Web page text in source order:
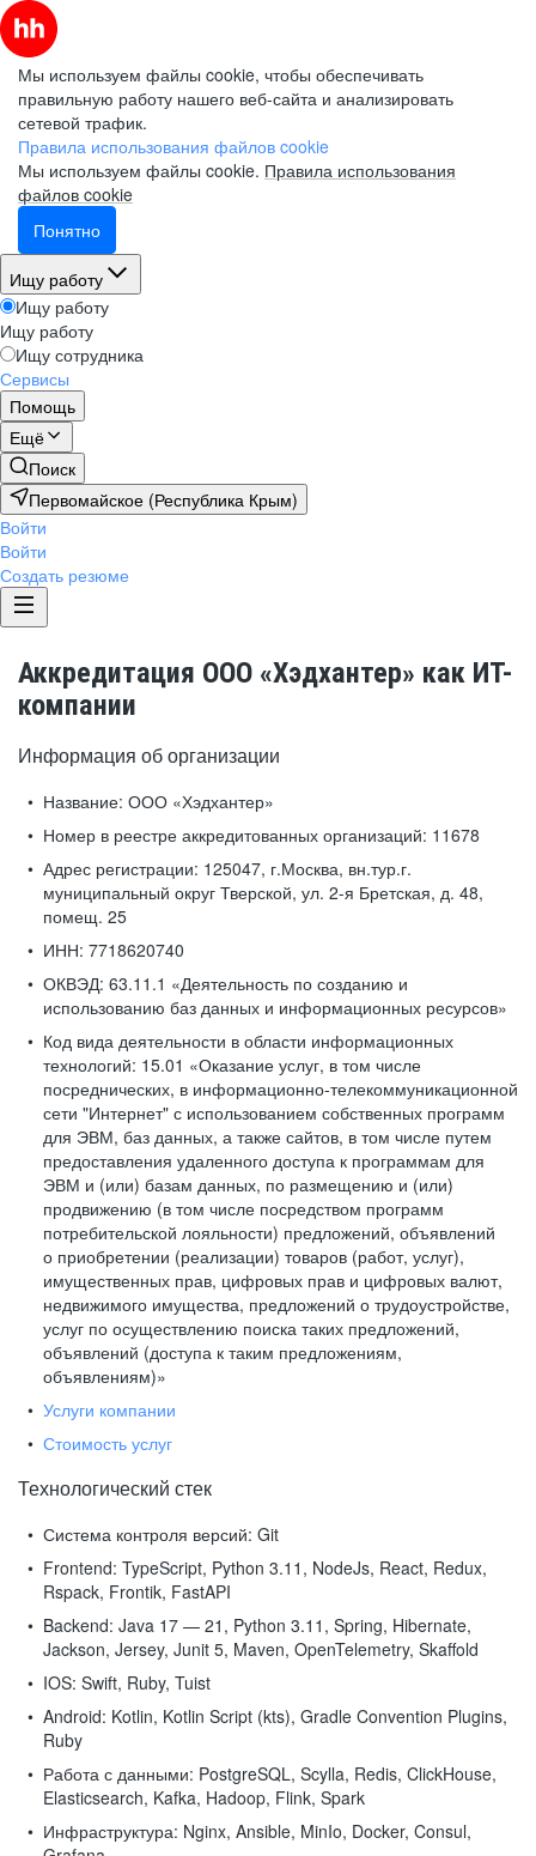
Мы используем файлы cookie, чтобы обеспечивать
правильную работу нашего веб-сайта и анализировать
сетевой трафик.
Правила использования файлов cookie
Мы используем файлы cookie. Правила использования
файлов cookie
Понятно
Ищу работу
Ищу работу
Ищу работу
Ищу сотрудника
Сервисы
Помощь
Ещё
Поиск
Первомайское (Республика Крым)
Войти
Войти
Создать резюме
Аккредитация ООО «Хэдхантер» как ИТ-
компании
Информация об организации
Название: ООО «Хэдхантер»
Номер в реестре аккредитованных организаций: 11678
Адрес регистрации: 125047, г.Москва, вн.тур.г.
муниципальный округ Тверской, ул. 2-я Бретская, д. 48,
помещ. 25
ИНН: 7718620740
ОКВЭД: 63.11.1 «Деятельность по созданию и
использованию баз данных и информационных ресурсов»
Код вида деятельности в области информационных
технологий: 15.01 «Оказание услуг, в том числе
посреднических, в информационно-телекоммуникационной
сети "Интернет" с использованием собственных программ
для ЭВМ, баз данных, а также сайтов, в том числе путем
предоставления удаленного доступа к программам для
ЭВМ и (или) базам данных, по размещению и (или)
продвижению (в том числе посредством программ
потребительской лояльности) предложений, объявлений
о приобретении (реализации) товаров (работ, услуг),
имущественных прав, цифровых прав и цифровых валют,
недвижимого имущества, предложений о трудоустройстве,
услуг по осуществлению поиска таких предложений,
объявлений (доступа к таким предложениям,
объявлениям)»
Услуги компании
Стоимость услуг
Технологический стек
Система контроля версий: Git
Frontend: TypeScript, Python 3.11, NodeJs, React, Redux,
Rspack, Frontik, FastAPI
Backend: Java 17 — 21, Python 3.11, Spring, Hibernate,
Jackson, Jersey, Junit 5, Maven, OpenTelemetry, Skaffold
IOS: Swift, Ruby, Tuist
Android: Kotlin, Kotlin Script (kts), Gradle Convention Plugins,
Ruby
Работа с данными: PostgreSQL, Scylla, Redis, ClickHouse,
Elasticsearch, Kafka, Hadoop, Flink, Spark
Инфраструктура: Nginx, Ansible, MinIo, Docker, Consul,